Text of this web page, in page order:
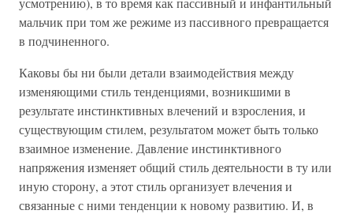
мальчик при том же режиме из пассивного превращается
в подчиненного.
Каковы бы ни были детали взаимодействия между
изменяющими стиль тенденциями, возникшими в
результате инстинктивных влечений и взросления, и
существующим стилем, результатом может быть только
взаимное изменение. Давление инстинктивного
напряжения изменяет общий стиль деятельности в ту или
иную сторону, а этот стиль организует влечения и
связанные с ними тенденции к новому развитию. И, в